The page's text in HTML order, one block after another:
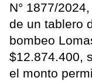
N° 1877/
de un tablero
bombeo
$12.874.400,
el monto